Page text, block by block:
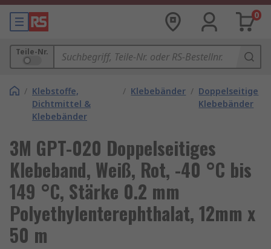
0
Teile-Nr.
/ Klebstoffe,
Dichtmittel &
Klebebänder
/ Klebebänder / Doppelseitige
Klebebänder
3M GPT-020 Doppelseitiges
Klebeband, Weiß, Rot, -40 °C bis
149 °C, Stärke 0.2 mm
Polyethylenterephthalat, 12mm x
50 m